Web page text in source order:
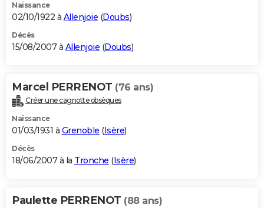
Naissance
02/10/1922 à Allenjoie (Doubs)
Décès
15/08/2007 à Allenjoie (Doubs)
Marcel PERRENOT (76 ans)
Créer une cagnotte obsèques
Naissance
01/03/1931 à Grenoble (Isère)
Décès
18/06/2007 à la Tronche (Isère)
Paulette PERRENOT (88 ans)